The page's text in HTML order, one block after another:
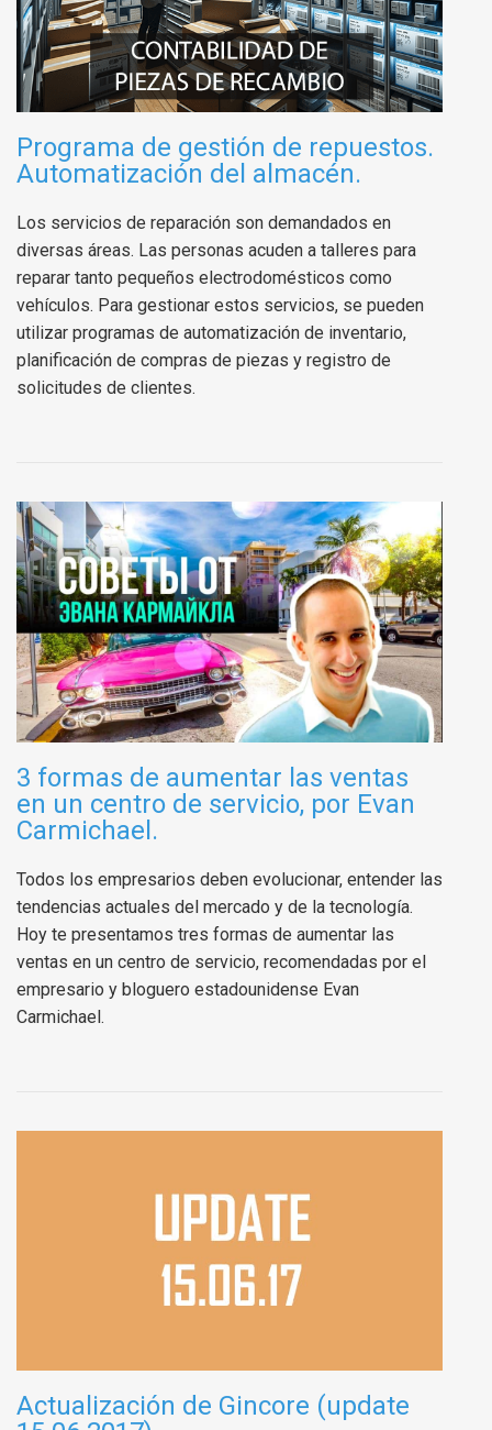
Programa de gestión de repuestos.
Automatización del almacén.
Los servicios de reparación son demandados en
diversas áreas. Las personas acuden a talleres para
reparar tanto pequeños electrodomésticos como
vehículos. Para gestionar estos servicios, se pueden
utilizar programas de automatización de inventario,
planificación de compras de piezas y registro de
solicitudes de clientes.
3 formas de aumentar las ventas
en un centro de servicio, por Evan
Carmichael.
Todos los empresarios deben evolucionar, entender las
tendencias actuales del mercado y de la tecnología.
Hoy te presentamos tres formas de aumentar las
ventas en un centro de servicio, recomendadas por el
empresario y bloguero estadounidense Evan
Carmichael.
Actualización de Gincore (update